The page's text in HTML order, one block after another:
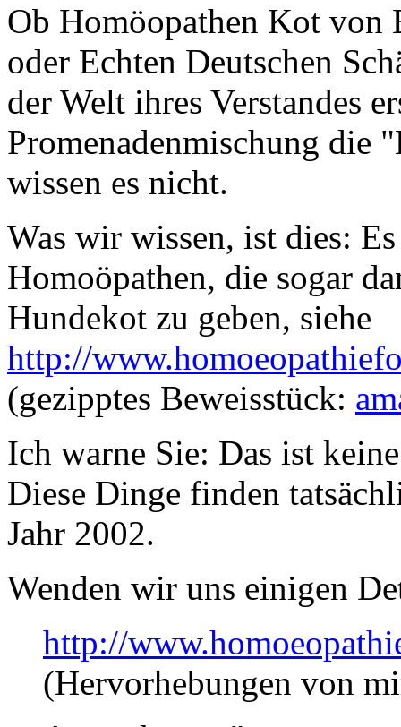
Ob Homöopathen Kot von
oder Echten Deutschen
der Welt ihres Verstandes
Promenadenmischung die
wissen es nicht.
Was wir wissen, ist dies:
Homoöpathen, die sogar
Hundekot zu geben, siehe
http://
(gezipptes Beweisstück:
Ich warne Sie: Das ist
Diese Dinge finden
Jahr 2002.
Wenden wir uns einigen
http://
(Hervorhebungen von